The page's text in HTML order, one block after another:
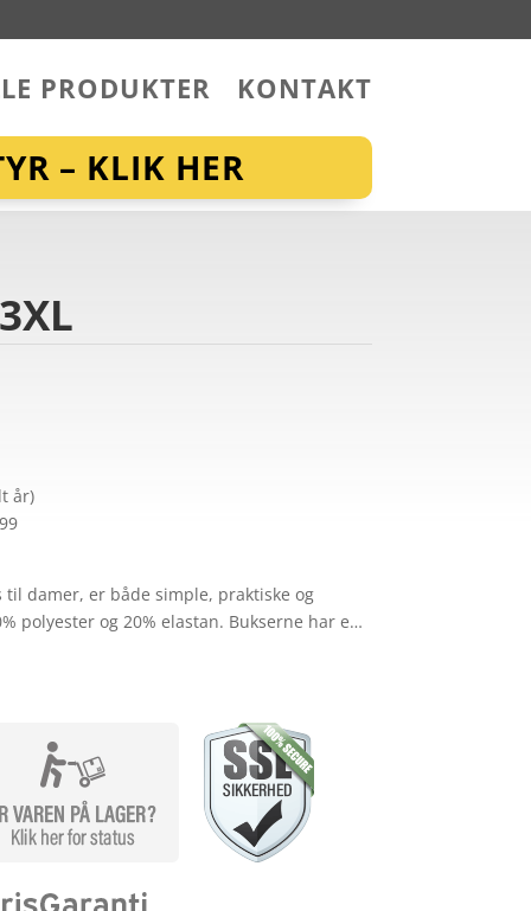
PRODUKTER KONTAKT
– KLIK HER
år)
til damer, er både simple, praktiske og
polyester og 20% elastan. Bukserne har e…